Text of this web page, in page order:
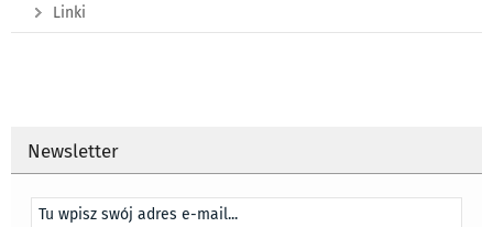
Linki
Newsletter